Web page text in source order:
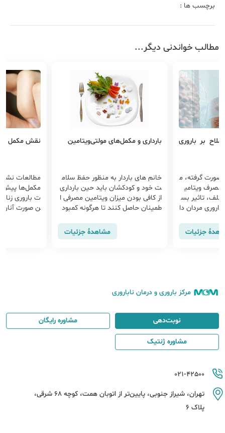
برچسب ها :
مطالب خواندنی دیگر...
بر باروری
گرفته، م
ویتامی
تاثیر بس
مردان دا
مواد مغذ
و لازم است در
جزئیات
بارداری و مکمل‌های مولتی‌ویتامین
خانم های باردار به منظور حفظ سلام
ت خود و کودکشان باید حین بارداری
از کافی بودن میزان ویتامین مصرفی ا
طمینان حاصل کنند تا هرگونه کمبود
مشاهدهٔ جزئیات
نقش مکمل در
مطالعات
مکمل‌ها پیش
ت باروری
ن صورت آنان
مرکز باروری و درمان ناباروری
021-42500
تهران، شیراز جنوبی، پایین‌تر از اتوبان همت، کوچه 68 شرقی،
پلاک 6
نوبت‌دهی مشاوره رایگان
مشاوره ژنتیک